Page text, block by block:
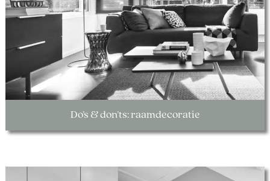
Do’s & don’ts: raamdecoratie